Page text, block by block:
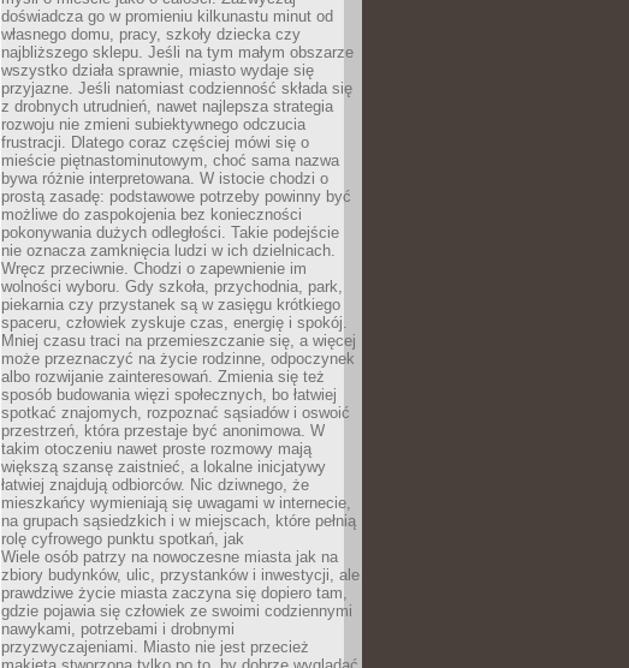
doświadcza go w promieniu kilkunastu minut od
własnego domu, pracy, szkoły dziecka czy
najbliższego sklepu. Jeśli na tym małym obszarze
wszystko działa sprawnie, miasto wydaje się
przyjazne. Jeśli natomiast codzienność składa się
z drobnych utrudnień, nawet najlepsza strategia
rozwoju nie zmieni subiektywnego odczucia
frustracji. Dlatego coraz częściej mówi się o
mieście piętnastominutowym, choć sama nazwa
bywa różnie interpretowana. W istocie chodzi o
prostą zasadę: podstawowe potrzeby powinny być
możliwe do zaspokojenia bez konieczności
pokonywania dużych odległości. Takie podejście
nie oznacza zamknięcia ludzi w ich dzielnicach.
Wręcz przeciwnie. Chodzi o zapewnienie im
wolności wyboru. Gdy szkoła, przychodnia, park,
piekarnia czy przystanek są w zasięgu krótkiego
spaceru, człowiek zyskuje czas, energię i spokój.
Mniej czasu traci na przemieszczanie się, a więcej
może przeznaczyć na życie rodzinne, odpoczynek
albo rozwijanie zainteresowań. Zmienia się też
sposób budowania więzi społecznych, bo łatwiej
spotkać znajomych, rozpoznać sąsiadów i oswoić
przestrzeń, która przestaje być anonimowa. W
takim otoczeniu nawet proste rozmowy mają
większą szansę zaistnieć, a lokalne inicjatywy
łatwiej znajdują odbiorców. Nic dziwnego, że
mieszkańcy wymieniają się uwagami w internecie,
na grupach sąsiedzkich i w miejscach, które pełnią
rolę cyfrowego punktu spotkań, jak
Wiele osób patrzy na nowoczesne miasta jak na
zbiory budynków, ulic, przystanków i inwestycji, ale
prawdziwe życie miasta zaczyna się dopiero tam,
gdzie pojawia się człowiek ze swoimi codziennymi
nawykami, potrzebami i drobnymi
przyzwyczajeniami. Miasto nie jest przecież